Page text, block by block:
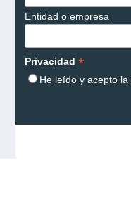
Entidad o empresa
Privacidad *
He leído y acepto la